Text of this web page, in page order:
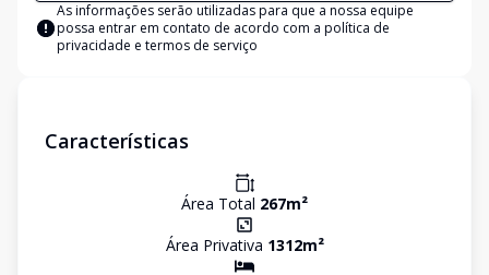
As informações serão utilizadas para que a nossa equipe
possa entrar em contato de acordo com a política de
privacidade e termos de serviço
Características
Área Total 267m²
Área Privativa 1312m²